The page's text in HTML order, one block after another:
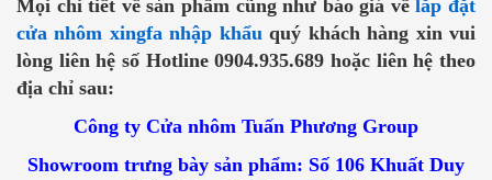
Mọi chi tiết về sản phẩm cũng như báo giá vềlắp đặt
cửa nhôm xingfa nhập khẩuquý khách hàng xin vui
lòng liên hệ số Hotline 0904.935.689 hoặc liên hệ theo
địa chỉ sau:
Công ty Cửa nhôm Tuấn Phương Group
Showroom trưng bày sản phẩm: Số 106 Khuất Duy